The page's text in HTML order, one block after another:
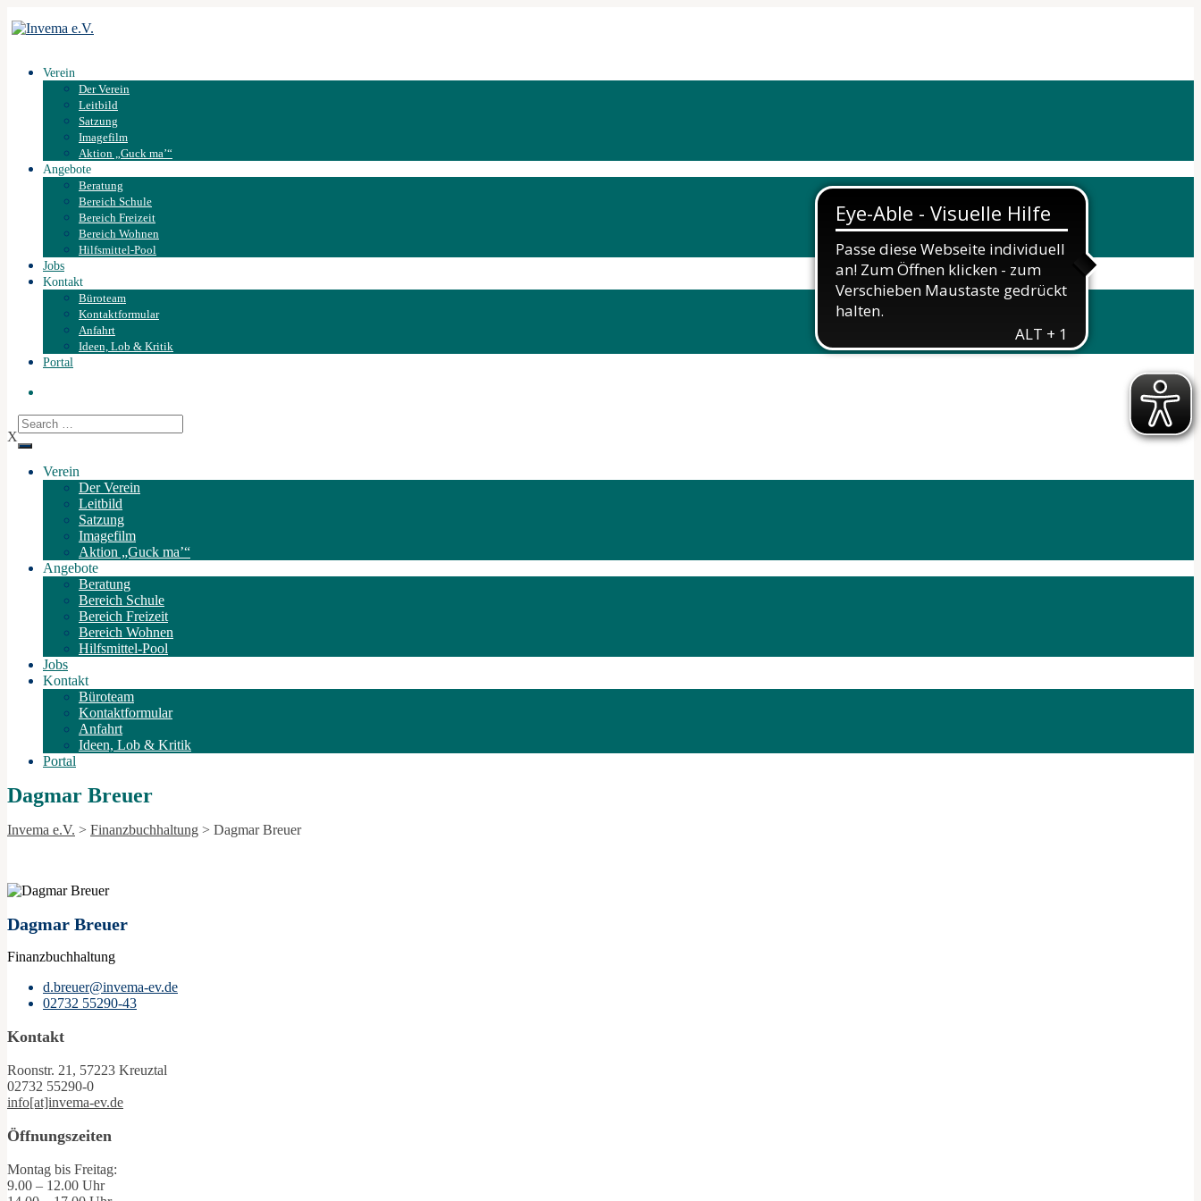
Verein
Der Verein
Leitbild
Satzung
Imagefilm
Aktion „Guck ma’“
Angebote
Beratung
Bereich Schule
Bereich Freizeit
Bereich Wohnen
Hilfsmittel-Pool
Jobs
Kontakt
Büroteam
Kontaktformular
Anfahrt
Ideen, Lob & Kritik
Portal
X
Verein
Der Verein
Leitbild
Satzung
Imagefilm
Aktion „Guck ma’“
Angebote
Beratung
Bereich Schule
Bereich Freizeit
Bereich Wohnen
Hilfsmittel-Pool
Jobs
Kontakt
Büroteam
Kontaktformular
Anfahrt
Ideen, Lob & Kritik
Portal
Dagmar Breuer
Invema e.V. > Finanzbuchhaltung > Dagmar Breuer
Dagmar Breuer
Finanzbuchhaltung
d.breuer@invema-ev.de
02732 55290-43
Kontakt
Roonstr. 21, 57223 Kreuztal
02732 55290-0
info[at]invema-ev.de
Öffnungszeiten
Montag bis Freitag:
9.00 – 12.00 Uhr